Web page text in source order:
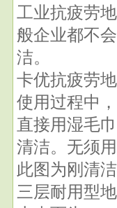
工业抗疲劳
般企业都不
洁。
卡优抗疲劳
使用过程中
直接用湿毛
清洁。无须
此图为刚清
三层耐用型